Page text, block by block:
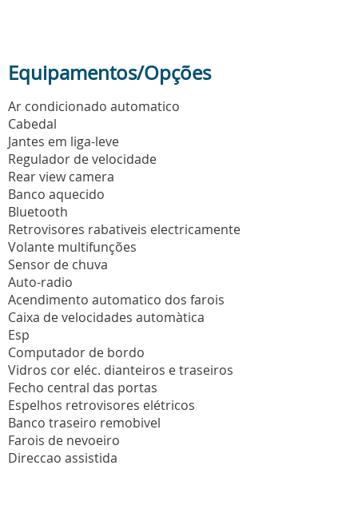
Equipamentos/Opções
Ar condicionado automatico
Cabedal
Jantes em liga-leve
Regulador de velocidade
Rear view camera
Banco aquecido
Bluetooth
Retrovisores rabativeis electricamente
Volante multifunções
Sensor de chuva
Auto-radio
Acendimento automatico dos farois
Caixa de velocidades automàtica
Esp
Computador de bordo
Vidros cor eléc. dianteiros e traseiros
Fecho central das portas
Espelhos retrovisores elétricos
Banco traseiro remobivel
Farois de nevoeiro
Direccao assistida